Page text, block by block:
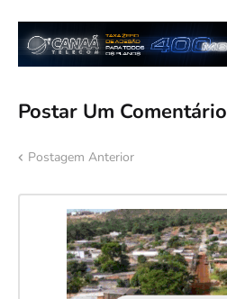
Postar Um Comentário
Postagem Anterior